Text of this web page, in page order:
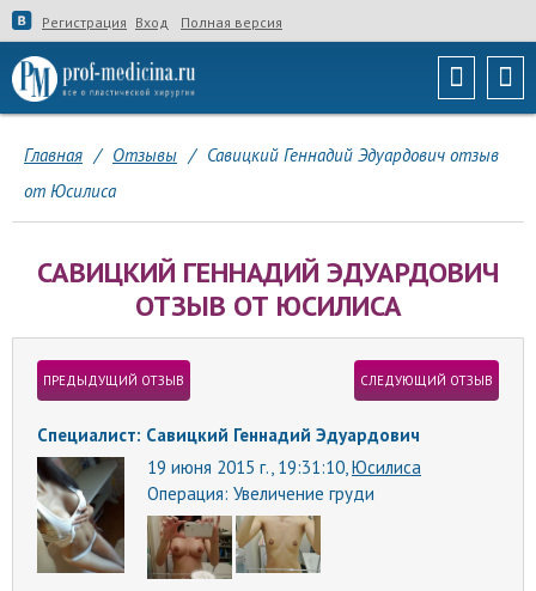
Регистрация Вход Полная версия
Главная / Отзывы / Савицкий Геннадий Эдуардович отзыв
от Юсилиса
САВИЦКИЙ ГЕННАДИЙ ЭДУАРДОВИЧ
ОТЗЫВ ОТ ЮСИЛИСА
ПРЕДЫДУЩИЙ ОТЗЫВ СЛЕДУЮЩИЙ ОТЗЫВ
Специалист: Савицкий Геннадий Эдуардович
19 июня 2015 г., 19:31:10, Юсилиса
Операция: Увеличение груди